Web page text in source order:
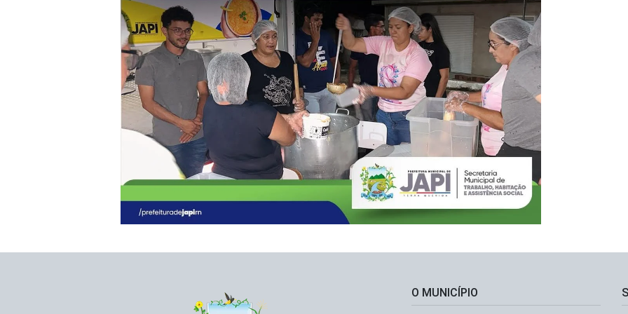
O MUNICÍPIO